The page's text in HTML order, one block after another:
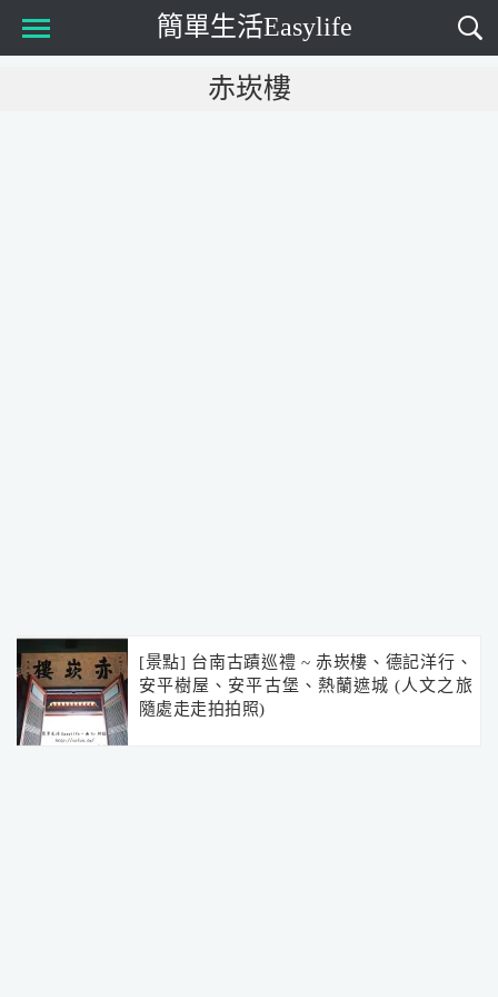
簡單生活Easylife
赤崁樓
[景點] 台南古蹟巡禮 ~ 赤崁樓、德記洋行、
安平樹屋、安平古堡、熱蘭遮城 (人文之旅
隨處走走拍拍照)